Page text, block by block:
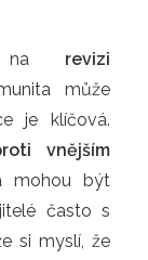
na revizi
může
je klíčová.
vnějším
mohou být
často s
si myslí, že